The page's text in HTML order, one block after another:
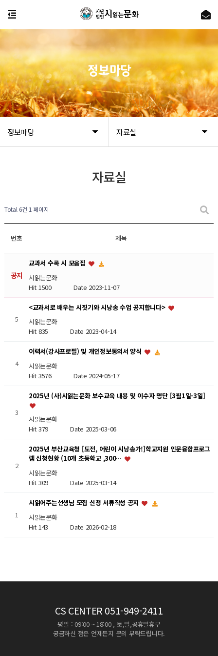
정보마당 자료실
정보마당
자료실
Total 6건 1 페이지
번호 제목
공지
교과서 수록 시 모음집
시읽는문화
Hit 1500 Date 2023-11-07
5
<교과서로 배우는 시짓기와 시낭송 수업 공지합니다>
시읽는문화
Hit 835Date 2023-04-14
4
이력서(강사프로필) 및 개인정보동의서 양식
시읽는문화
Hit 3576 Date 2024-05-17
3
2025년 (사)시읽는문화 보수교육 내용 및 이수자 명단 [3월1일-3일]
시읽는문화
Hit 379Date 2025-03-06
2
2025년 부산교육청 [도전, 어린이 시낭송가!]학교지원 인문융합프로그
램 신청현황 (10개 초등학교 ,300…
시읽는문화
Hit 309Date 2025-03-14
1
시읽어주는선생님 모집 신청 서류작성 공지
시읽는문화
Hit 143Date 2026-02-18
CS CENTER 051-949-2411
평일 : 09:00 ~ 18:00 , 토,일,공휴일휴무
궁금하신 점은 언제든지 문의 부탁드립니다.